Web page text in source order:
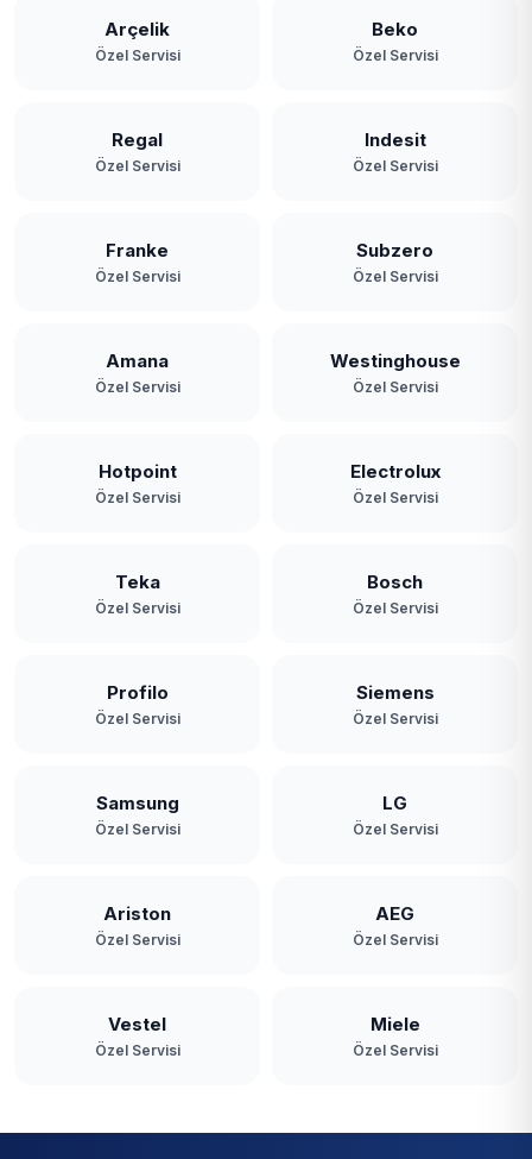
Arçelik
Özel Servisi
Beko
Özel Servisi
Regal
Özel Servisi
Indesit
Özel Servisi
Franke
Özel Servisi
Subzero
Özel Servisi
Amana
Özel Servisi
Westinghouse
Özel Servisi
Hotpoint
Özel Servisi
Electrolux
Özel Servisi
Teka
Özel Servisi
Bosch
Özel Servisi
Profilo
Özel Servisi
Siemens
Özel Servisi
Samsung
Özel Servisi
LG
Özel Servisi
Ariston
Özel Servisi
AEG
Özel Servisi
Vestel
Özel Servisi
Miele
Özel Servisi